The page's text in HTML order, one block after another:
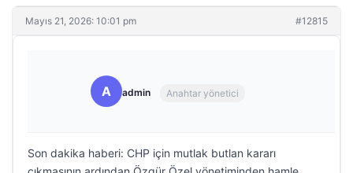
Mayıs 21, 2026: 10:01 pm #12815
A admin Anahtar yönetici
Son dakika haberi: CHP için mutlak butlan kararı